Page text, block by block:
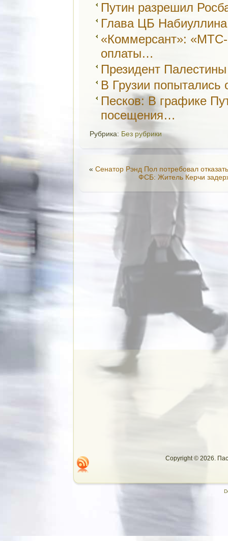
Путин разрешил
Глава ЦБ
«Коммерсант»: «МТС-
оплаты…
Президент
В Грузии попытались
Песков: В графике
посещения…
Рубрика: Без рубрики
« Сенатор Рэнд Пол потребовал
ФСБ: Житель Керчи
Copyright © 2026.